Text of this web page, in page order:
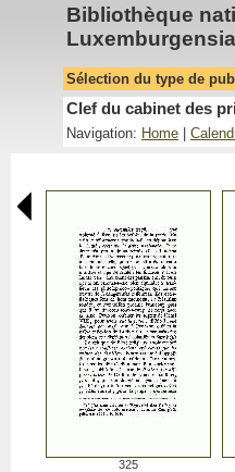
Bibliothèque
Sélection du type de
Clef du cabinet des
Navigation: Home
325